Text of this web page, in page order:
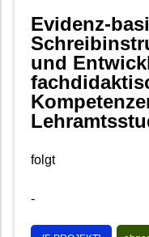
Evidenz-
und
folgt
-